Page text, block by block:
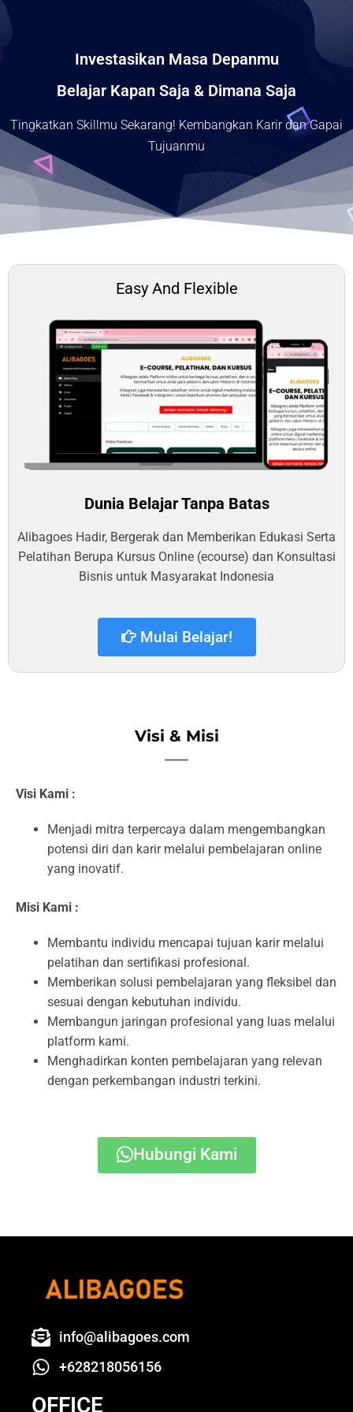
Investasikan Masa Depanmu
Belajar Kapan Saja & Dimana Saja
Tingkatkan Skillmu Sekarang! Kembangkan Karir dan Gapai
Tujuanmu
Dunia Belajar Tanpa Batas
Alibagoes Hadir, Bergerak dan Memberikan Edukasi Serta
Pelatihan Berupa Kursus Online (ecourse) dan Konsultasi
Bisnis untuk Masyarakat Indonesia
Mulai Belajar!
Easy And Flexible
Visi & Misi
Visi Kami :
Menjadi mitra terpercaya dalam mengembangkan
potensi diri dan karir melalui pembelajaran online
yang inovatif.
Misi Kami :
Membantu individu mencapai tujuan karir melalui
pelatihan dan sertifikasi profesional.
Memberikan solusi pembelajaran yang fleksibel dan
sesuai dengan kebutuhan individu.
Membangun jaringan profesional yang luas melalui
platform kami.
Menghadirkan konten pembelajaran yang relevan
dengan perkembangan industri terkini.
Hubungi Kami
info@alibagoes.com
+628218056156
OFFICE